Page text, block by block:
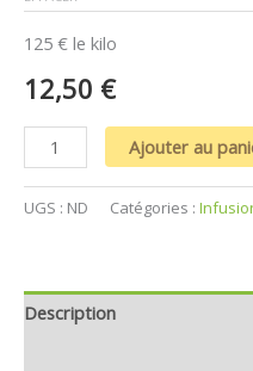
125 € le kilo
12,50 €
Ajouter au
UGS : ND Catégories :
Description